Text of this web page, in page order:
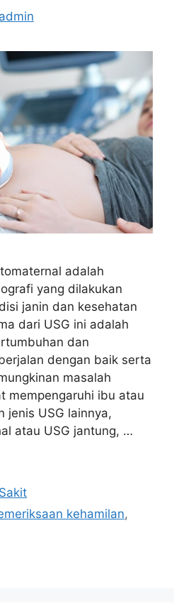
admin
adalah
yang dilakukan
janin dan kesehatan
dari USG ini adalah
dan
dengan baik serta
masalah
mempengaruhi ibu atau
jenis USG lainnya,
atau USG jantung, …
kehamilan,